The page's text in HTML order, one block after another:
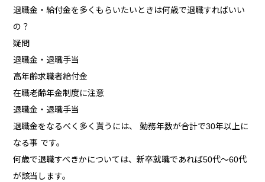
退職金・給付金を多くもらいたいときは何歳で退職すればいい
の？
疑問
退職金・退職手当
高年齢求職者給付金
在職老齢年金制度に注意
退職金・退職手当
退職金をなるべく多く貰うには、 勤務年数が合計で30年以上に
なる事 です。
何歳で退職すべきかについては、新卒就職であれば50代～60代
が該当します。